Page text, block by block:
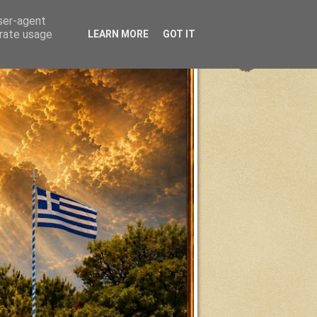
agent
usage
LEARN MORE GOT IT